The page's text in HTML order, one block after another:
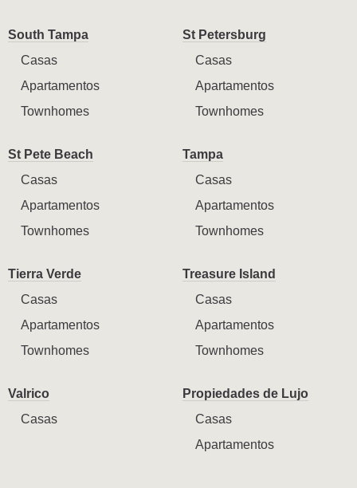
South Tampa
Casas
Apartamentos
Townhomes
St Petersburg
Casas
Apartamentos
Townhomes
St Pete Beach
Casas
Apartamentos
Townhomes
Tampa
Casas
Apartamentos
Townhomes
Tierra Verde
Casas
Apartamentos
Townhomes
Treasure Island
Casas
Apartamentos
Townhomes
Valrico
Casas
Propiedades de Lujo
Casas
Apartamentos